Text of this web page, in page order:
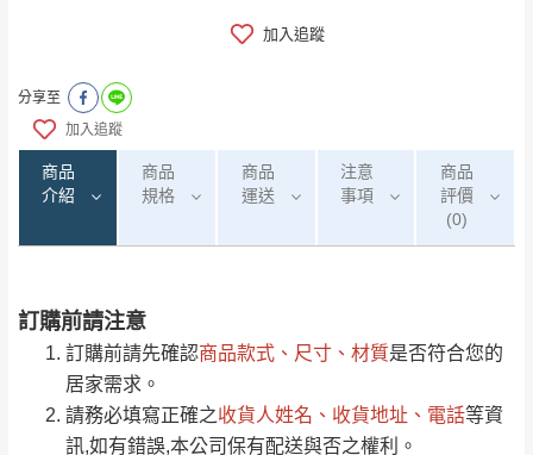
加入追蹤
分享至
加入追蹤
商品
介紹
商品
規格
商品
運送
注意
事項
商品
評價
(0)
訂購前請注意
訂購前請先確認商品款式、尺寸、材質是否符合您的
居家需求。
請務必填寫正確之收貨人姓名、收貨地址、電話等資
訊,如有錯誤,本公司保有配送與否之權利。
運 費 說 明
運送地區 運送費用
偏遠地區
注意事項：
由於品項繁多，網頁無法及時更新，如有需
要購買商品，請於出發前來電或到「官方
Line客服」來信確認商品是否有「現貨」與
0/5 (0)筆
全部 依評論高至低排列